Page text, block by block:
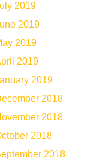
2019
2019
2019
2019
2019
2018
2018
2018
2018